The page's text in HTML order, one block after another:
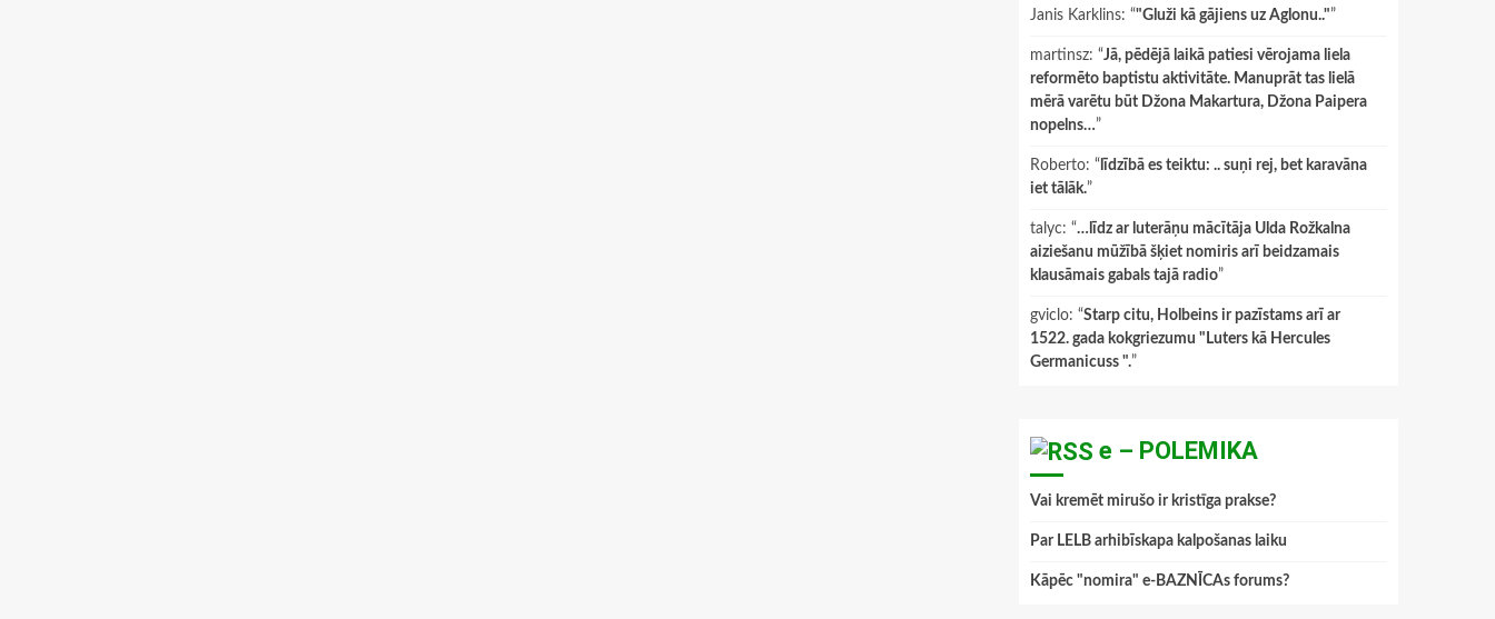
Janis Karklins: “"Gluži kā gājiens uz Aglonu.."”
martinsz: “Jā, pēdējā laikā patiesi vērojama liela
reformēto baptistu aktivitāte. Manuprāt tas lielā
mērā varētu būt Džona Makartura, Džona Paipera
nopelns…”
Roberto: “ līdzībā es teiktu: .. suņi rej, bet karavāna
iet tālāk.”
talyc: “…līdz ar luterāņu mācītāja Ulda Rožkalna
aiziešanu mūžībā šķiet nomiris arī beidzamais
klausāmais gabals tajā radio”
gviclo: “Starp citu, Holbeins ir pazīstams arī ar
1522. gada kokgriezumu "Luters kā Hercules
Germanicuss ".”
e – POLEMIKA
Vai kremēt mirušo ir kristīga prakse?
Par LELB arhibīskapa kalpošanas laiku
Kāpēc "nomira" e-BAZNĪCAs forums?